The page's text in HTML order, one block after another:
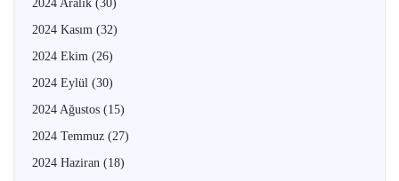
2024 Aralık (30)
2024 Kasım (32)
2024 Ekim (26)
2024 Eylül (30)
2024 Ağustos (15)
2024 Temmuz (27)
2024 Haziran (18)